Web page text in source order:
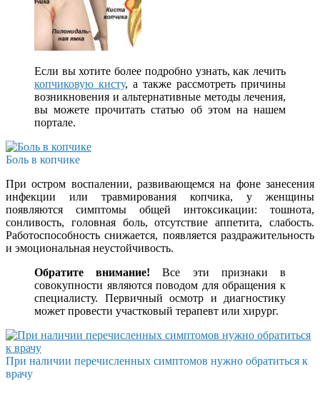
Если вы хотите более подробно узнать, как лечить
копчиковую кисту, а также рассмотреть причины
возникновения и альтернативные методы лечения,
вы можете прочитать статью об этом на нашем
портале.
Боль в копчике
При остром воспалении, развивающемся на фоне занесения
инфекции или травмирования копчика, у женщины
появляются симптомы общей интоксикации: тошнота,
сонливость, головная боль, отсутствие аппетита, слабость.
Работоспособность снижается, появляется раздражительность
и эмоциональная неустойчивость.
Обратите внимание!Все эти признаки в
совокупности являются поводом для обращения к
специалисту. Первичный осмотр и диагностику
может провести участковый терапевт или хирург.
При наличии перечисленных симптомов нужно обратиться к
врачу